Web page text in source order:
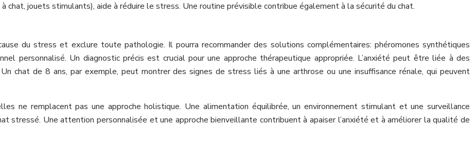
chat, jouets stimulants), aide à réduire le stress. Une routine prévisible contribue également à la sécurité du chat.
du stress et exclure toute pathologie. Il pourra recommander des solutions complémentaires: phéromones synthétiques
personnalisé. Un diagnostic précis est crucial pour une approche thérapeutique appropriée. L’anxiété peut être liée à des
chat de 8 ans, par exemple, peut montrer des signes de stress liés à une arthrose ou une insuffisance rénale, qui peuvent
ne remplacent pas une approche holistique. Une alimentation équilibrée, un environnement stimulant et une surveillance
stressé. Une attention personnalisée et une approche bienveillante contribuent à apaiser l’anxiété et à améliorer la qualité de